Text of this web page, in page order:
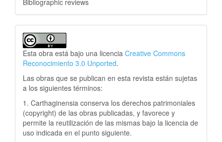
Bibliographic reviews
Esta obra está bajo una licencia Creative Commons
Reconocimiento 3.0 Unported.
Las obras que se publican en esta revista están sujetas
a los siguientes términos:
1. Carthaginensia conserva los derechos patrimoniales
(copyright) de las obras publicadas, y favorece y
permite la reutilización de las mismas bajo la licencia de
uso indicada en el punto siguiente.